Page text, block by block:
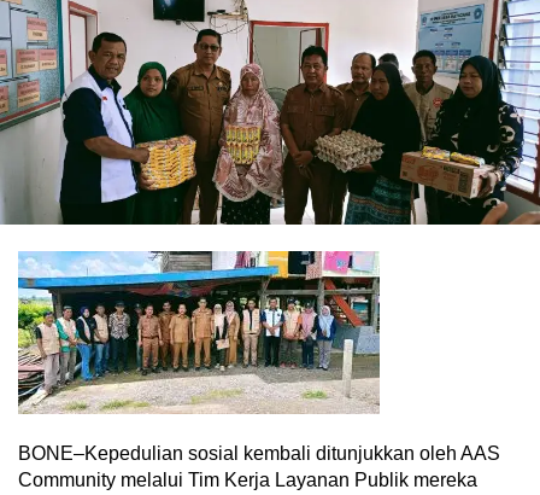
BONE–Kepedulian sosial kembali ditunjukkan oleh AAS
Community melalui Tim Kerja Layanan Publik mereka